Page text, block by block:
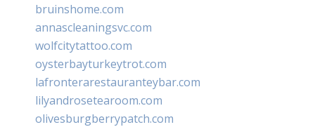
bruinshome.com
annascleaningsvc.com
wolfcitytattoo.com
oysterbayturkeytrot.com
lafronterarestauranteybar.com
lilyandrosetearoom.com
olivesburgberrypatch.com